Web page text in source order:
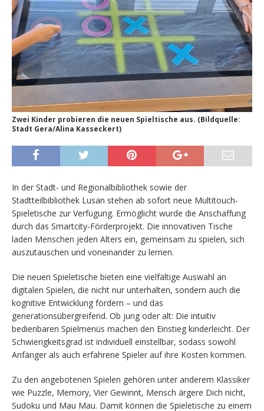
Zwei Kinder probieren die neuen Spieltische aus. (Bildquelle:
Stadt Gera/Alina Kasseckert)
In der Stadt- und Regionalbibliothek sowie der
Stadtteilbibliothek Lusan stehen ab sofort neue Multitouch-
Spieletische zur Verfügung. Ermöglicht wurde die Anschaffung
durch das Smartcity-Förderprojekt. Die innovativen Tische
laden Menschen jeden Alters ein, gemeinsam zu spielen, sich
auszutauschen und voneinander zu lernen.
Die neuen Spieletische bieten eine vielfältige Auswahl an
digitalen Spielen, die nicht nur unterhalten, sondern auch die
kognitive Entwicklung fördern – und das
generationsübergreifend. Ob jung oder alt: Die intuitiv
bedienbaren Spielmenüs machen den Einstieg kinderleicht. Der
Schwierigkeitsgrad ist individuell einstellbar, sodass sowohl
Anfänger als auch erfahrene Spieler auf ihre Kosten kommen.
Zu den angebotenen Spielen gehören unter anderem Klassiker
wie Puzzle, Memory, Vier Gewinnt, Mensch ärgere Dich nicht,
Sudoku und Mau Mau. Damit können die Spieletische zu einem